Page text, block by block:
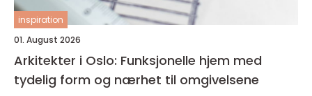
inspiration
01. August 2026
Arkitekter i Oslo: Funksjonelle hjem med
tydelig form og nærhet til omgivelsene